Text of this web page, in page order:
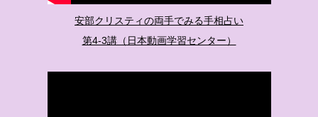
安部クリスティの両手でみる手相占い
第4-3講（日本動画学習センター）